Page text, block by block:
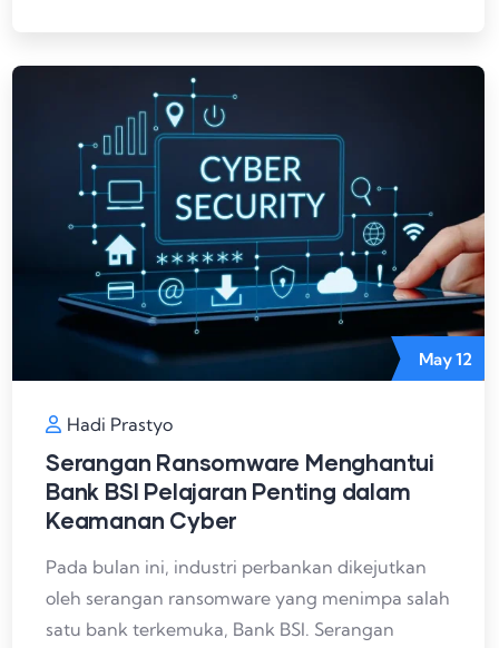
May12
Hadi Prastyo
Serangan Ransomware Menghantui
Bank BSI Pelajaran Penting dalam
Keamanan Cyber
Pada bulan ini, industri perbankan dikejutkan
oleh serangan ransomware yang menimpa salah
satu bank terkemuka, Bank BSI. Serangan